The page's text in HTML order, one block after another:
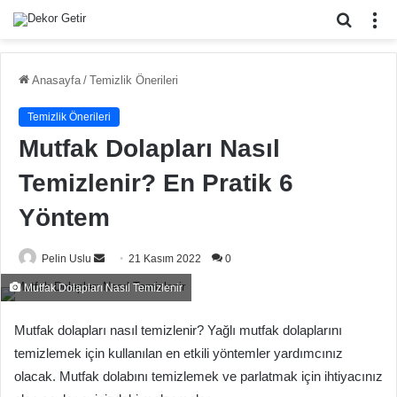
Arama
Anasayfa / Temizlik Önerileri
Temizlik Önerileri
Mutfak Dolapları Nasıl
Temizlenir? En Pratik 6
Yöntem
Pelin Uslu
Bir
e-
posta
21 Kasım 2022 0
Mutfak Dolapları Nasıl Temizlenir
Mutfak dolapları nasıl temizlenir? Yağlı mutfak dolaplarını
temizlemek için kullanılan en etkili yöntemler yardımcınız
olacak. Mutfak dolabını temizlemek ve parlatmak için ihtiyacınız